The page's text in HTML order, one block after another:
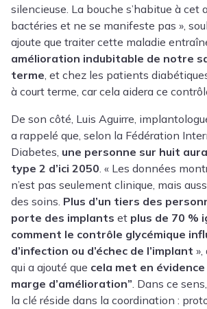
silencieuse. La bouche s’habitue à cet
bactéries et ne se manifeste pas »,
ajoute que traiter cette maladie
amélioration indubitable de notre
terme , et chez les patients
à court terme, car cela aidera ce
De son côté, Luis Aguirre ,
a rappelé que, selon la Fédération
Diabetes, une personne sur huit
type 2 d’ici 2050 « Les données
n’est pas seulement clinique, mais
des soins. Plus d’un tiers des
porte des implants et plus de 70 %
comment le contrôle glycémique
d’infection ou d’échec de l’implant »,
qui a ajouté que cela met en évidence
marge d’amélioration” . Dans ce
la clé réside dans la coordination :